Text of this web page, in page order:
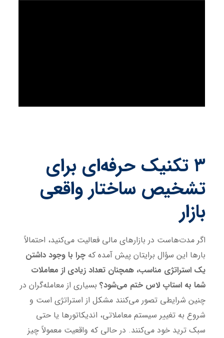
۳ تکنیک حرفه‌ای برای
تشخیص ساختار واقعی
بازار
اگر مدت‌هاست در بازارهای مالی فعالیت می‌کنید، احتمالاً
بارها این سؤال برایتان پیش آمده کهچرا با وجود داشتن
یک استراتژی مناسب، همچنان تعداد زیادی از معاملات
شما به استاپ لاس ختم می‌شود؟ بسیاری از معامله‌گران در
چنین شرایطی تصور می‌کنند مشکل از استراتژی است و
شروع به تغییر سیستم معاملاتی، اندیکاتورها یا حتی
سبک ترید خود می‌کنند. در حالی که واقعیت معمولاً چیز